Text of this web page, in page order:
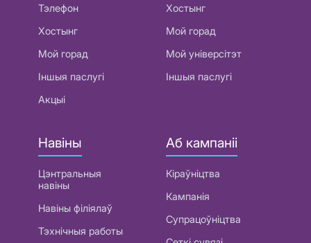
Тэлефон
Хостынг
Мой горад
Іншыя паслугі
Акцыі
Хостынг
Мой горад
Мой універсітэт
Іншыя паслугі
Навіны
Цэнтральныя
навіны
Навіны філіялаў
Тэхнічныя работы
Аб кампаніі
Кіраўніцтва
Кампанія
Супрацоўніцтва